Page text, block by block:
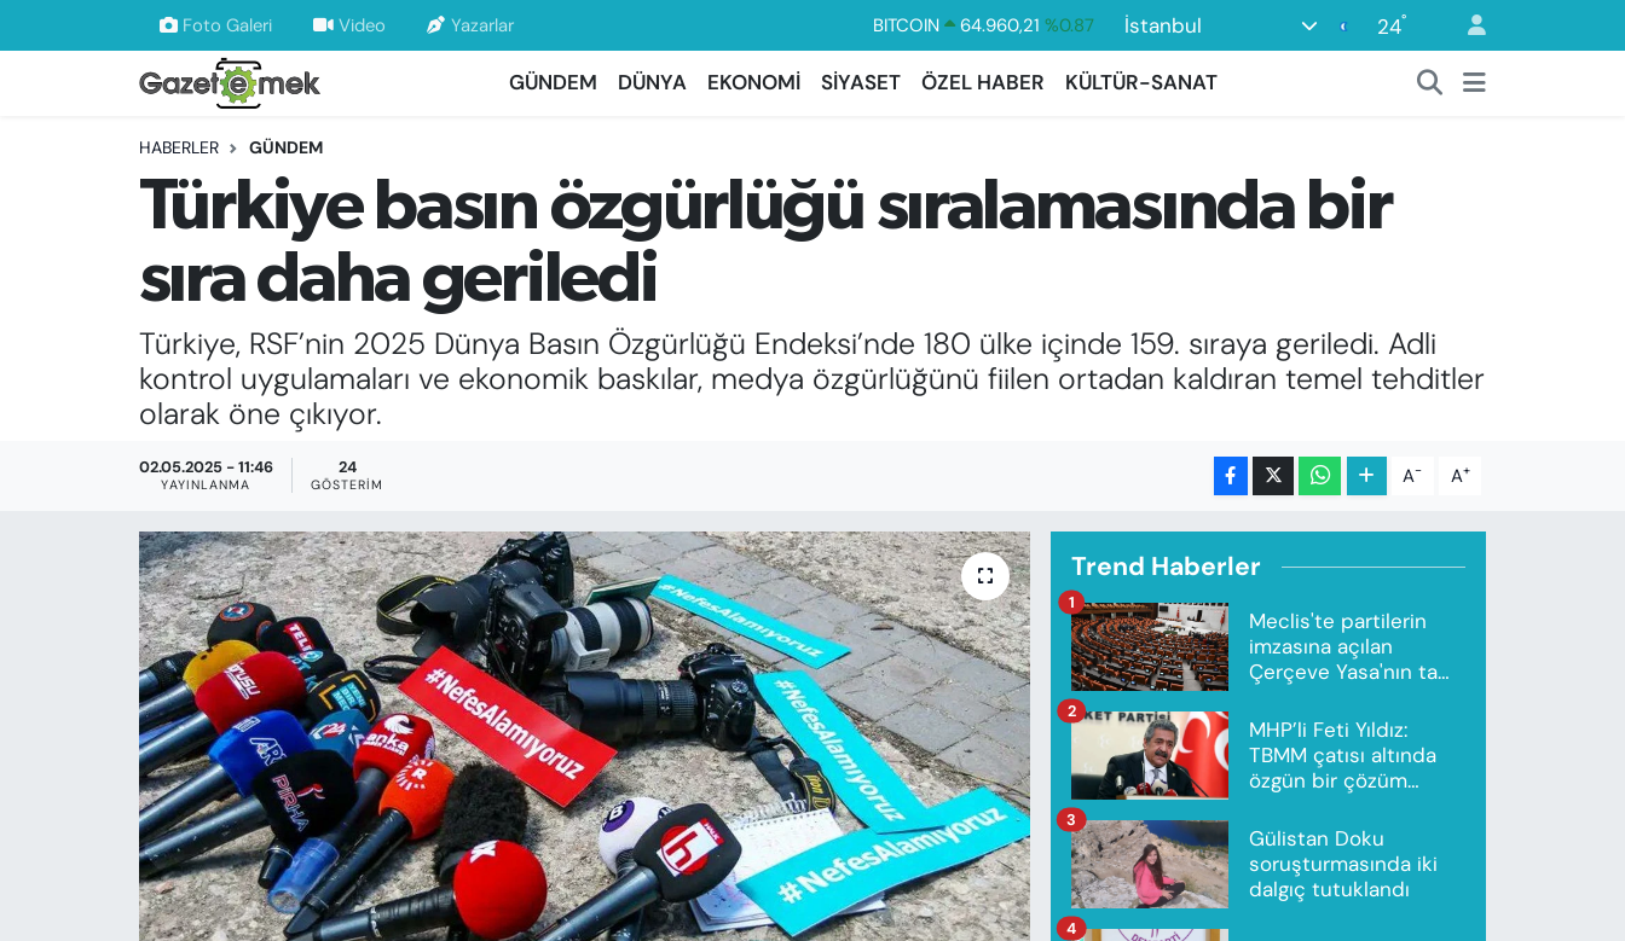
Foto Galeri Video Yazarlar DOLAR 47,7436 %0.18
EURO
55,2510
%0.32
BİST100
13.779 %-14
İstanbul 24°
GÜNDEM DÜNYA EKONOMİ SİYASET ÖZEL HABER KÜLTÜR-SANAT
HABERLER GÜNDEM
Türkiye basın özgürlüğü sıralamasında bir
sıra daha geriledi
Türkiye, RSF’nin 2025 Dünya Basın Özgürlüğü Endeksi’nde 180 ülke içinde 159. sıraya geriledi. Adli
kontrol uygulamaları ve ekonomik baskılar, medya özgürlüğünü fiilen ortadan kaldıran temel tehditler
olarak öne çıkıyor.
02.05.2025 - 11:46
YAYINLANMA
24
GÖSTERIM A- A+
Trend Haberler
Meclis'te partilerin
imzasına açılan
Çerçeve Yasa'nın tam
1
MHP’li Feti Yıldız:
TBMM çatısı altında
özgün bir çözüm
2
Gülistan Doku
soruşturmasında iki
dalgıç tutuklandı
3
4
DÜNYA
EKONOMİ
EMEK HABERLERİ
YENİ MEDYADA EMEK GAZETECİLİĞİNİ
GELİŞTİRMEK
FAYDALI BİLGİLER
GÜNDEM
SAĞLIK
KÜLTÜR-SANAT
MAGAZİN
ÖZEL HABER
YAZAR KÖŞESİ
Nöbetçi Eczaneler
Hava Durumu
İstanbul Namaz Vakitleri
Trafik Durumu
Süper Lig Puan Durumu ve Fikstür
Tüm Manşetler
Son Dakika Haberleri